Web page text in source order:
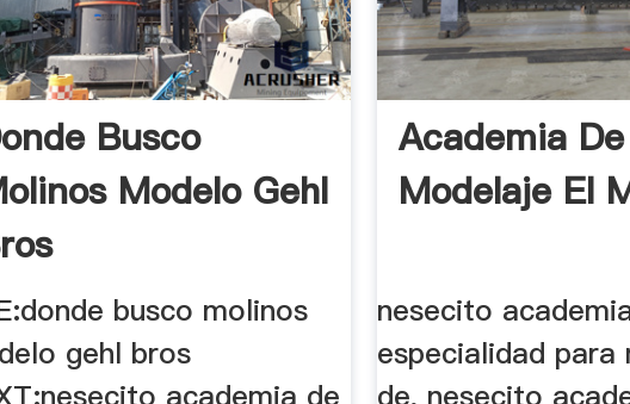
Busco
Modelo Gehl
busco molinos
gehl bros
Academia De
Modelaje El
nesecito
especialidad para